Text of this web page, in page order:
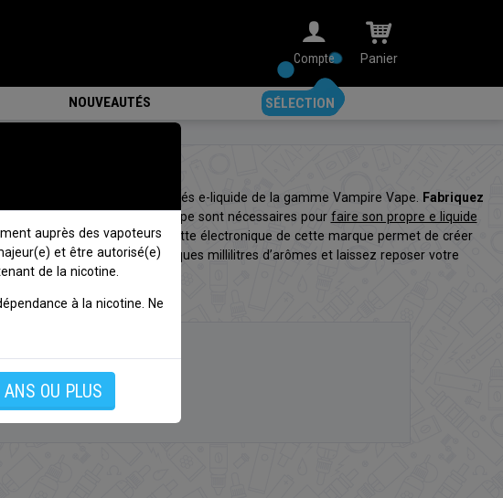
Panier
Compte
NOUVEAUTÉS SÉLECTION
les meilleurs concentrés e-liquide de la gamme Vampire Vape.
Fabriquez
les concentrés Vampire Vape sont nécessaires pour faire son propre e liquide
pour liquide de cigarette électronique de cette marque permet de créer
de PG/VG. Ajoutez-y quelques millilitres d’arômes et laissez reposer votre
auprès des vapoteurs
et être autorisé(e)
de la nicotine.
à la nicotine. Ne
OU PLUS